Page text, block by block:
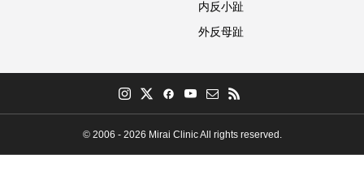
内反小趾
外反母趾
© 2006 - 2026 Mirai Clinic All rights reserved.